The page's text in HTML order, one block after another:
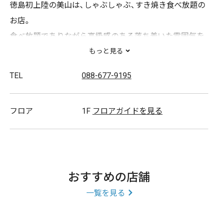
徳島初上陸の美山は、しゃぶしゃぶ、すき焼き食べ放題の
お店。
食べ放題でありながら高級感のある落ち着いた雰囲気を
スタッフ募集
もっと見る
TEL 088-677-9195
フロア 1F フロアガイドを見る
おすすめの店舗
一覧を見る